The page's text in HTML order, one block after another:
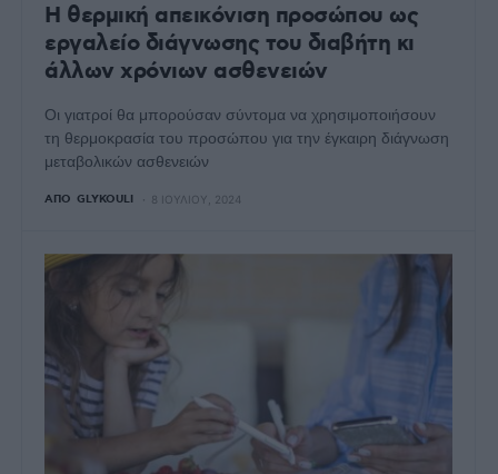
Η θερμική απεικόνιση προσώπου ως
εργαλείο διάγνωσης του διαβήτη κι
άλλων χρόνιων ασθενειών
Οι γιατροί θα μπορούσαν σύντομα να χρησιμοποιήσουν
τη θερμοκρασία του προσώπου για την έγκαιρη διάγνωση
μεταβολικών ασθενειών
ΑΠΌ GLYKOULI 8 ΙΟΥΛΊΟΥ, 2024